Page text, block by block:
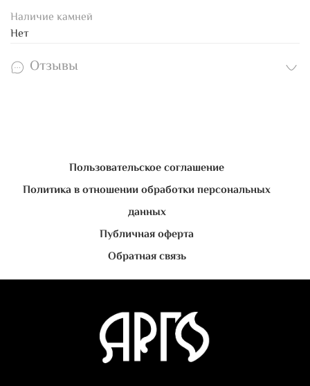
Наличие камней
Нет
Отзывы
Пользовательское соглашение
Политика в отношении обработки персональных
данных
Публичная оферта
Обратная связь